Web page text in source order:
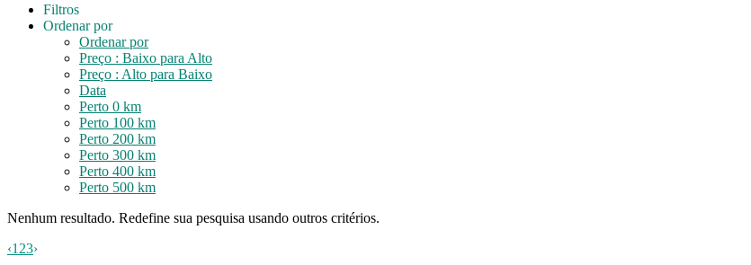
Filtros
Ordenar por
Ordenar por
Preço : Baixo para Alto
Preço : Alto para Baixo
Data
Perto 0 km
Perto 100 km
Perto 200 km
Perto 300 km
Perto 400 km
Perto 500 km
Nenhum resultado. Redefine sua pesquisa usando outros critérios.
‹1 23›